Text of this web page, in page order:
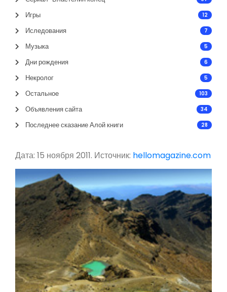
Игры 12
Иследования 7
Музыка 5
Дни рождения 6
Некролог 5
Остальное 103
Объявления сайта 34
Последнее сказание Алой книги 28
Дата: 15 ноября 2011. Источник: hellomagazine.com